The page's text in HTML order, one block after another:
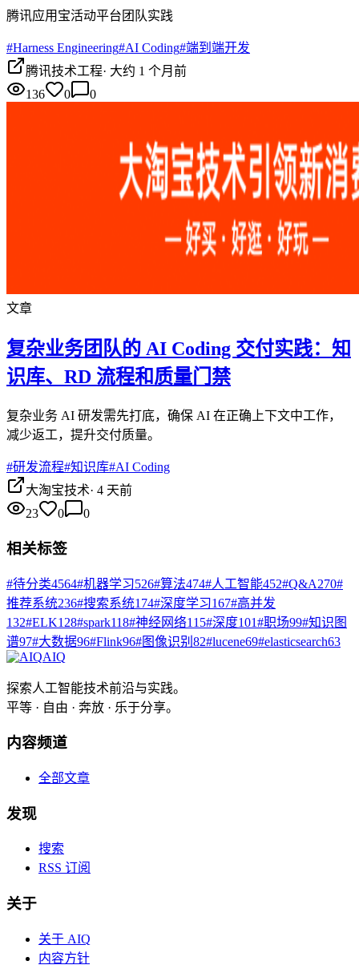
腾讯应用宝活动平台团队实践
#Harness Engineering#AI Coding#端到端开发
腾讯技术工程· 大约 1 个月前
136
0 0
文章
复杂业务团队的 AI Coding 交付实践：知
识库、RD 流程和质量门禁
复杂业务 AI 研发需先打底，确保 AI 在正确上下文中工作，
减少返工，提升交付质量。
#研发流程#知识库#AI Coding
大淘宝技术· 4 天前
23
0 0
相关标签
#待分类4564#机器学习526#算法474#人工智能452#Q&A270#
推荐系统236#搜索系统174#深度学习167#高并发
132#ELK128#spark118#神经网络115#深度101#职场99#知识图
谱97#大数据96#Flink96#图像识别 82#lucene69#elasticsearch63
AIQ
探索人工智能技术前沿与实践。
平等 · 自由 · 奔放 · 乐于分享。
内容频道
全部文章
发现
搜索
RSS 订阅
关于
关于 AIQ
内容方针